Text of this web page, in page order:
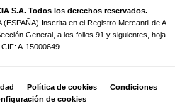
S.A. Todos los derechos reservados.
(ESPAÑA) Inscrita en el Registro Mercantil de A
General, a los folios 91 y siguientes, hoja
A-15000649.
Política de cookies
Condiciones
de cookies